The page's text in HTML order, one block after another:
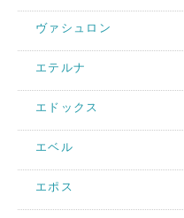
ヴァシュロン
エテルナ
エドックス
エベル
エポス